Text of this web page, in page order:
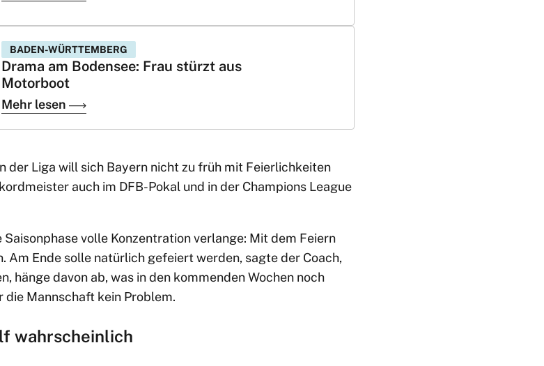
BADEN-WÜRTTEMBERG
Drama am Bodensee: Frau stürzt aus
Motorboot
Mehr lesen
der Liga will sich Bayern nicht zu früh mit Feierlichkeiten
auch im DFB-Pokal und in der Champions League
volle Konzentration verlange: Mit dem Feiern
Am Ende solle natürlich gefeiert werden, sagte der Coach,
hänge davon ab, was in den kommenden Wochen noch
Mannschaft kein Problem.
wahrscheinlich